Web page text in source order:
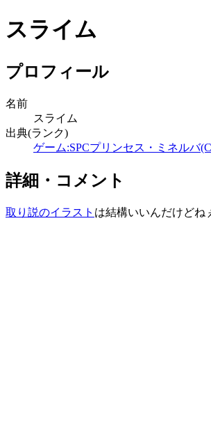
スライム
プロフィール
名前
スライム
出典(ランク)
ゲーム:SPCプリンセス・ミネルバ
詳細・コメント
取り説のイラスト は結構いいんだけど